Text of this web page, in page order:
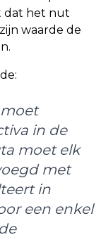
dat het nut
waarde de
moet
in de
moet elk
met
in
een enkel